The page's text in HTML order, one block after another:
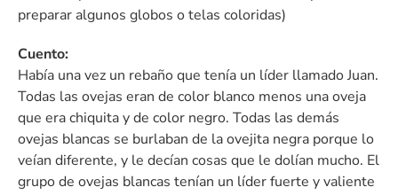
preparar algunos globos o telas coloridas)
Cuento:
Había una vez un rebaño que tenía un líder llamado Juan.
Todas las ovejas eran de color blanco menos una oveja
que era chiquita y de color negro. Todas las demás
ovejas blancas se burlaban de la ovejita negra porque lo
veían diferente, y le decían cosas que le dolían mucho. El
grupo de ovejas blancas tenían un líder fuerte y valiente